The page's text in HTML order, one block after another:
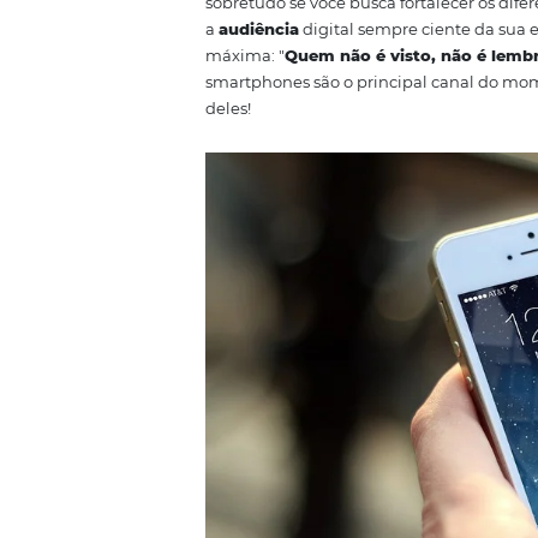
E uma das grandes
nós separamos 5 dicas para
redes sociais
não é mais
sobretudo se você busca
digital sempre
Quem não é visto,
smartphones são o principal
deles!